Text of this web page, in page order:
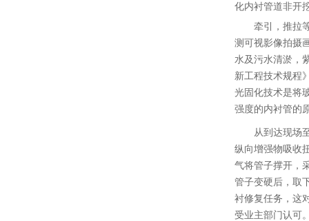
化内衬管道非开
牵引，推拉
测可视影像拍摄
水及污水清淤，
新工程技术规程
光固化技术是将
强度的内衬管的
从到达现场
纵向增强物吸收
气将管子撑开，
管子变硬后，取
衬修复任务，这
受业主部门认可